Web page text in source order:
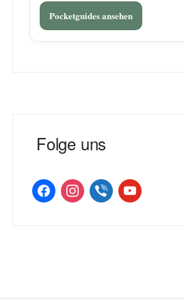
Pocketguides ansehen
Folge uns
facebookinstagramviber youtube